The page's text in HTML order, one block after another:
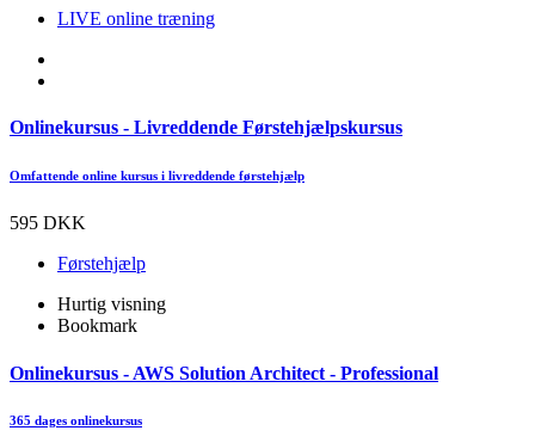
LIVE online træning
Onlinekursus - Livreddende Førstehjælpskursus
Omfattende online kursus i livreddende førstehjælp
595 DKK
Førstehjælp
Hurtig visning
Bookmark
Onlinekursus - AWS Solution Architect - Professional
365 dages onlinekursus